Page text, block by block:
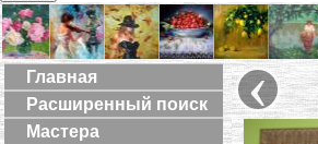
Главная
Расширенный поиск
Мастера
‹